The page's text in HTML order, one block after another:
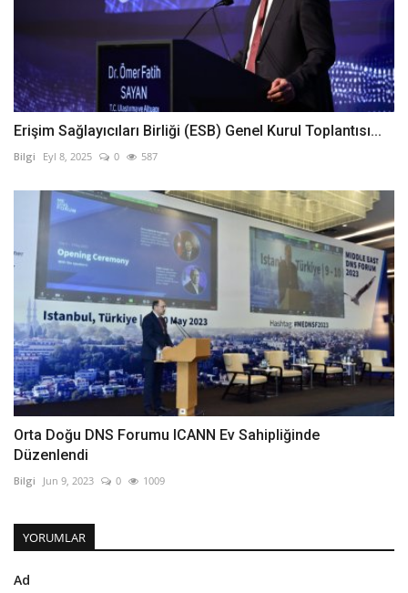
Erişim Sağlayıcıları Birliği (ESB) Genel Kurul Toplantısı...
Bilgi Eyl 8, 2025 0 587
Orta Doğu DNS Forumu ICANN Ev Sahipliğinde
Düzenlendi
Bilgi Jun 9, 2023 0 1009
YORUMLAR
Ad